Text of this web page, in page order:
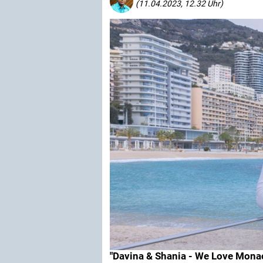
(11.04.2023, 12.32 Uhr)
"Davina & Shania - We Love